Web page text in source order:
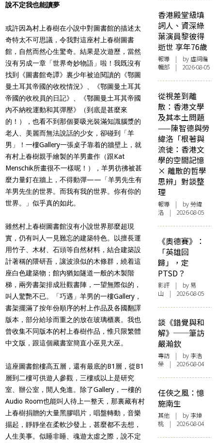
說不定我也能讀夢
或許因為村上春樹在小說中對圖書館的描述太
奇特太不可思議，令我對這座村上春樹圖書
館，自然而然心生驚奇。結果是次遊歷，當然
沒有另成一章「世界奇妙物語」啦！我既沒有
找到
《圖書館奇譚》裏少年被迫閱讀的 《鄂圖
曼土耳其帝國的收稅情況》、《鄂圖曼土耳其
帝國的收稅員的日記》、《鄂圖曼土耳其帝國
內不納稅運動和其彈壓》（到底是甚麼來
的！），也看不到那個要吸光裝滿知識腦漿的
老人、 美麗而無法說話的少女，卻碰到「羊
男」！一樓Gallery一張桌子靠着的牆壁上，就
有村上春樹親手繪製的羊男畫作（跟Kat
Menschik所畫很不一樣呢！），羊男彷彿被甚
麼力量釘在牆上，不得動彈——「羊男先生有
羊男先生的世界。而我有我的世界。你有你的
世界。」似乎真的如此。
雖然村上春樹圖書館沒有小說世界那麼超現
實，仍有叫人一見難忘的建築特色。以擅長運
用竹子、木材、石頭等自然材料，結合建築設
計著稱的隈研吾，讓波浪似的木條群，繞着這
座白色建築物；館內猶如隧道一般的木製階
梯，兩旁書架排成壯觀書陣，一望無際似的，
叫人驚艷不已。「巧遇」羊男的一樓Gallery，
書架擺滿了按年份順序的村上作品及各國翻譯
版本，部分給珍而重之的放在玻璃櫃裏。我也
曾收集不同版本的村上春樹作品，惟只限繁體
中文版，跟這個藏書室簡直小巫見大巫。
這座圖書館樓高五層，還有最底的B1層，從B1
層到二樓可供遊人參觀，三樓或以上是研究
室、辦公室，閒人免進。除了Gallery，一樓的
Audio Room也能叫人待上一整天，那裏藏有村
上春樹捐贈的大量黑膠唱片，唱盤轉動，音樂
掦起，靜靜坐在柔軟沙發上，甚麼都不去想，
人生美事。似睡非睡、魂遊太虛之際，說不定
香港殿堂級填
詞人、資深綠
葉演員黎彼得
逝世 享年76歲
報導 | by 虛詞編
輯部 | 2026-08-05
從視差到離
散：香港文學
及其本土問題
——陳智德與勞
緯洛「根著與
流徙：香港文
學的空間記憶
× 離散的哲學
思辨」對談整
理
報導 | by 勞緯
洛 | 2026-08-05
《奧德賽》：
「英雄回
歸」，定
PTSD？
影評 | by 易
山 | 2026-08-05
談《錯覺與和
解》──筆訪
嚴瀚欽
專訪 | by 李浩
榮 | 2026-08-04
任俠之風：憶
施南生
其他 | by 李焯
桃 | 2026-08-04